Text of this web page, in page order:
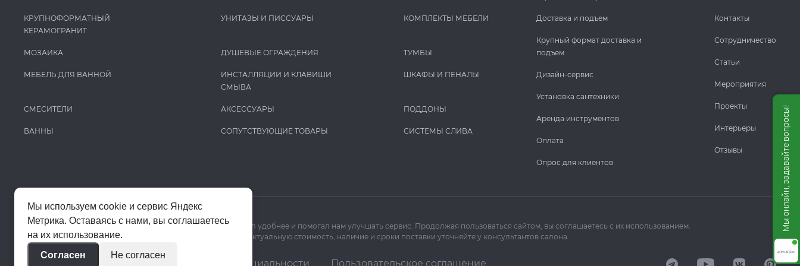
Kludi
La Fabbrica Ava
Laminam
Madero
Mag Drain
MAPEI
КРУПНОФОРМАТНЫЙ
КЕРАМОГРАНИТ
МОЗАИКА
МЕБЕЛЬ ДЛЯ ВАННОЙ
СМЕСИТЕЛИ
ВАННЫ
УНИТАЗЫ И ПИCCУАРЫ
ДУШЕВЫЕ ОГРАЖДЕНИЯ
ИНСТАЛЛЯЦИИ И КЛАВИШИ
СМЫВА
АКСЕССУАРЫ
СОПУТСТВУЮЩИЕ ТОВАРЫ
КОМПЛЕКТЫ МЕБЕЛИ
ТУМБЫ
ШКАФЫ И ПЕНАЛЫ
ПОДДОНЫ
СИСТЕМЫ СЛИВА
Доставка и подъем
Крупный формат доставка и
подъем
Дизайн-сервис
Установка сантехники
Аренда инструментов
Оплата
Опрос для клиентов
Контакты
Сотрудничество
Статьи
Мероприятия
Проекты
Интерьеры
Отзывы
Мы используем cookie и Яндекс Метрику, чтобы сайт работал удобнее и помогал нам улучшать сервис. Продолжая пользоваться сайтом, вы соглашаетесь с их использованием.
Цены на сайте помогают ориентироваться в ассортименте. Актуальную стоимость, наличие и сроки поставки уточняйте у консультантов салона.
© 2020–2026 «Апекс» Политика конфиденциальности Пользовательское соглашение
Мы используем cookie и сервис Яндекс
Метрика. Оставаясь с нами, вы соглашаетесь
на их использование.
Согласен
Не согласен
Мы онлайн, задавайте вопросы!